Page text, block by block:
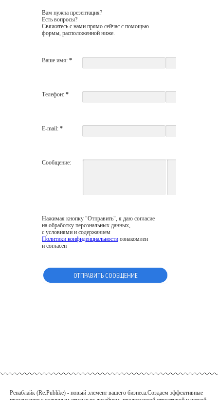
Вам нужна презентация?
Есть вопросы?
Свяжитесь с нами прямо сейчас с помощью
формы, расположенной ниже.
Ваше имя: *
Телефон: *
E-mail: *
Сообщение:
Нажимая кнопку "Отправить", я даю согласие
на обработку персональных данных,
с условиями и содержанием
Политики конфиденциальности ознакомлен
и согласен
Репаблайк (Re:Publike) - новый элемент вашего бизнеса.Создаем эффективные